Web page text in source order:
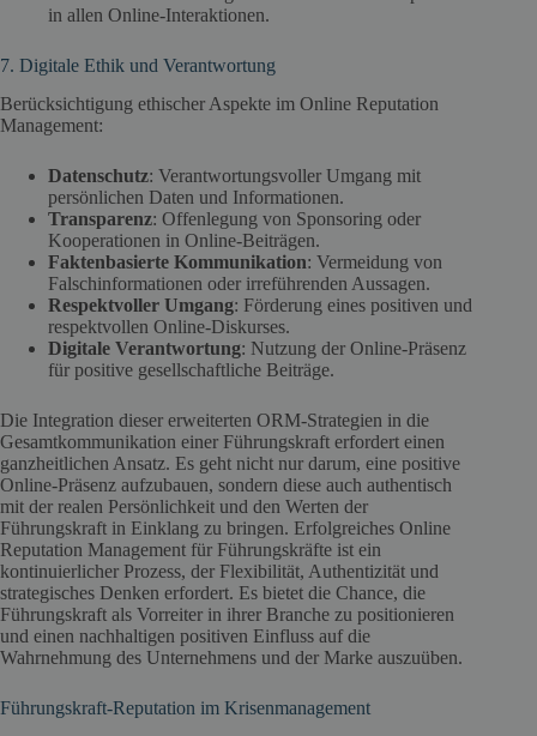
in allen Online-Interaktionen.
7. Digitale Ethik und Verantwortung
Berücksichtigung ethischer Aspekte im Online Reputation
Management:
Datenschutz: Verantwortungsvoller Umgang mit
persönlichen Daten und Informationen.
Transparenz: Offenlegung von Sponsoring oder
Kooperationen in Online-Beiträgen.
Faktenbasierte Kommunikation: Vermeidung von
Falschinformationen oder irreführenden Aussagen.
Respektvoller Umgang: Förderung eines positiven und
respektvollen Online-Diskurses.
Digitale Verantwortung: Nutzung der Online-Präsenz
für positive gesellschaftliche Beiträge.
Die Integration dieser erweiterten ORM-Strategien in die
Gesamtkommunikation einer Führungskraft erfordert einen
ganzheitlichen Ansatz. Es geht nicht nur darum, eine positive
Online-Präsenz aufzubauen, sondern diese auch authentisch
mit der realen Persönlichkeit und den Werten der
Führungskraft in Einklang zu bringen. Erfolgreiches Online
Reputation Management für Führungskräfte ist ein
kontinuierlicher Prozess, der Flexibilität, Authentizität und
strategisches Denken erfordert. Es bietet die Chance, die
Führungskraft als Vorreiter in ihrer Branche zu positionieren
und einen nachhaltigen positiven Einfluss auf die
Wahrnehmung des Unternehmens und der Marke auszuüben.
Führungskraft-Reputation im Krisenmanagement